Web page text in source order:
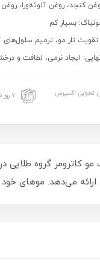
کنجد، روغن آلوئه‌ورا،
بسیار کم
تقویت تار مو، ترمیم
ایجاد نرمی، لطافت و
تحویل اکسپرس ۷ روز ضمانت بازگشت